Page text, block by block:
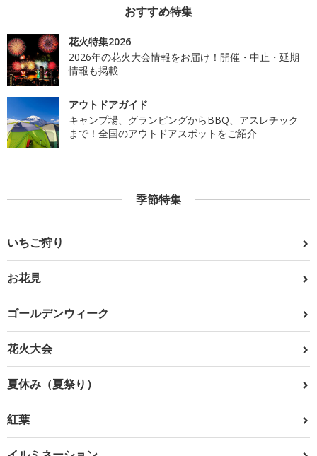
おすすめ特集
花火特集2026
2026年の花火大会情報をお届け！開催・中止・延期
情報も掲載
アウトドアガイド
キャンプ場、グランピングからBBQ、アスレチック
まで！全国のアウトドアスポットをご紹介
季節特集
いちご狩り
お花見
ゴールデンウィーク
花火大会
夏休み（夏祭り）
紅葉